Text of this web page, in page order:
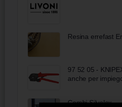
Resina errefast
97 52 05 -
anche per
Combi Silvelox